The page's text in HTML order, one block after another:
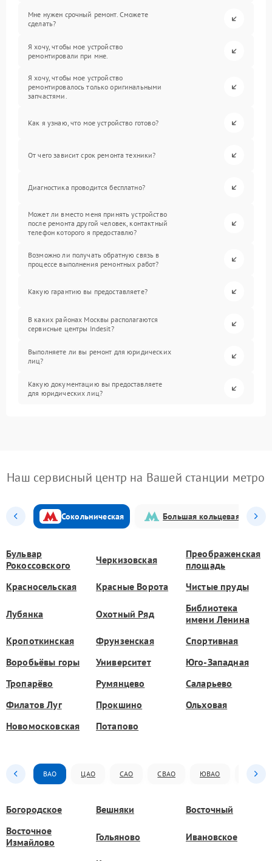
Мне нужен срочный ремонт. Сможете
сделать?
Я хочу, чтобы мое устройство
ремонтировали при мне.
Я хочу, чтобы мое устройство
ремонтировалось только оригинальными
запчастями.
Как я узнаю, что мое устройство готово?
От чего зависит срок ремонта техники?
Диагностика проводится бесплатно?
Может ли вместо меня принять устройство
после ремонта другой человек, контактный
телефон которого я предоставлю?
Возможно ли получать обратную связь в
процессе выполнения ремонтных работ?
Какую гарантию вы предоставляете?
В каких районах Москвы располагаются
сервисные центры Indesit?
Выполняете ли вы ремонт для юридических
лиц?
Какую документацию вы предоставляете
для юридических лиц?
Наш сервисный центр на Вашей станции метро
Сокольническая Большая кольцевая
Бульвар
Рокоссовского
Черкизовская
Преображенская
площадь
Красносельская
Красные Ворота Чистые пруды
Лубянка Охотный Ряд
Библиотека
имени Ленина
Кропоткинская
Фрунзенская
Спортивная
Воробьёвы горы
Университет
Юго-Западная
Тропарёво
Румянцево
Саларьево
Филатов Луг
Прокшино
Ольховая
Новомосковская
Потапово
ВАО ЦАО САО СВАО ЮВАО ЮАО
Богородское Вешняки
Восточный
Восточное
Измайлово
Гольяново Ивановское